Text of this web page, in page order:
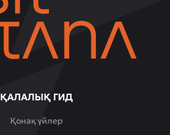
ҚАЛАЛЫҚ ГИД
Қонақ үйлер